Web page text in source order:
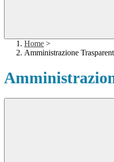
Home >
Amministrazione